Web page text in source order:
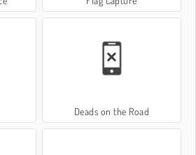
Deads on the Road